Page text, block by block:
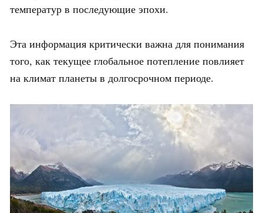
температур в последующие эпохи.
Эта информация критически важна для понимания
того, как текущее глобальное потепление повлияет
на климат планеты в долгосрочном периоде.